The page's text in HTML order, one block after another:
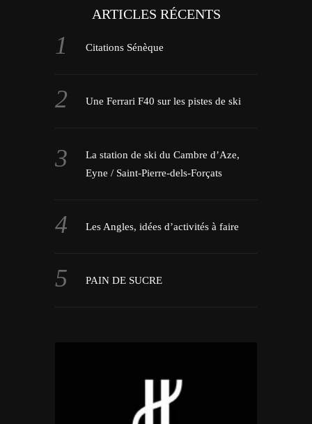
ARTICLES RÉCENTS
Citations Sénèque
Une Ferrari F40 sur les pistes de ski
La station de ski du Cambre d’Aze,
Eyne / Saint-Pierre-dels-Forçats
Les Angles, idées d’activités à faire
PAIN DE SUCRE